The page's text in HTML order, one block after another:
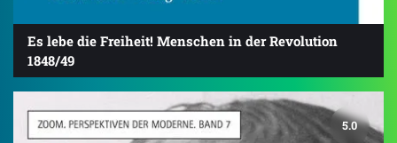
Es lebe die Freiheit! Menschen in der Revolution
1848/49
5.0